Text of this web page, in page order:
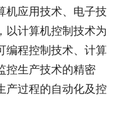
应用技术、电子技
以计算机控制技术为
编程控制技术、计算
控生产技术的精密
产过程的自动化及控